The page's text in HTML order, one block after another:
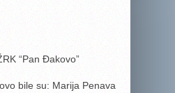
“Pan Đakovo”
bile su: Marija Penava